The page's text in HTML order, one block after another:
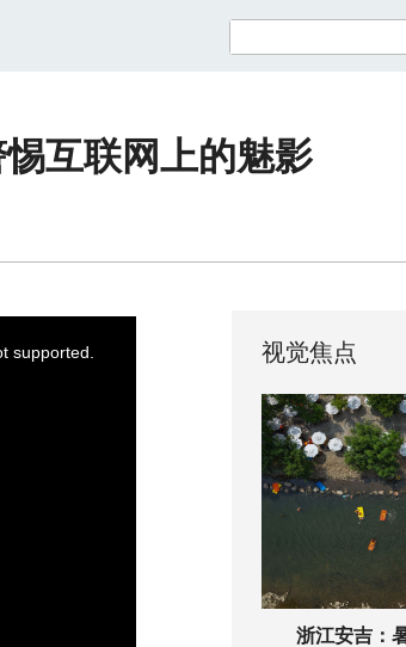
互联网上的魅影
supported. 视觉焦点
浙江安吉：